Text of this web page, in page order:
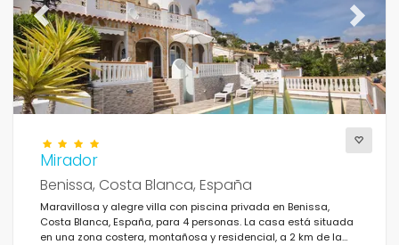
Previous Next
Mirador
Benissa, Costa Blanca, España
Maravillosa y alegre villa con piscina privada en Benissa,
Costa Blanca, España, para 4 personas. La casa está situada
en una zona costera, montañosa y residencial, a 2 km de la